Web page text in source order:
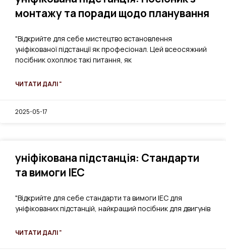
монтажу та поради щодо планування
"Відкрийте для себе мистецтво встановлення
уніфікованої підстанції як професіонал. Цей всеосяжний
посібник охоплює такі питання, як
ЧИТАТИ ДАЛІ "
2025-05-17
уніфікована підстанція: Стандарти
та вимоги IEC
"Відкрийте для себе стандарти та вимоги IEC для
уніфікованих підстанцій, найкращий посібник для двигунів
ЧИТАТИ ДАЛІ "